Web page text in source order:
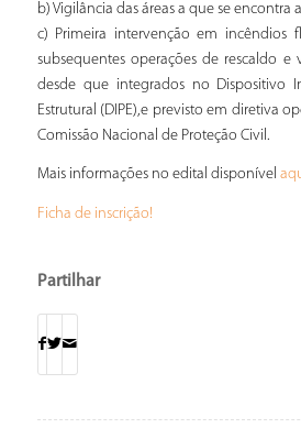
b) Vigilância das áreas a que se encontra
c) Primeira intervenção em incêndios
subsequentes operações de rescaldo e
desde que integrados no Dispositivo
Estrutural (DIPE),e previsto em diretiva
Comissão Nacional de Proteção Civil.
Mais informações no edital disponível
Ficha de inscrição!
Partilhar